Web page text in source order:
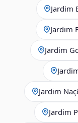
Jardim
Jardim
Jardim
Jardim
Jardim